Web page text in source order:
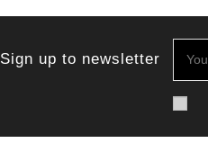
Sign up to newsletter